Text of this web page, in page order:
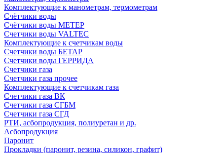
Комплектующие к манометрам, термометрам
Счётчики воды
Счётчики воды МЕТЕР
Счетчики воды VALTEC
Комплектующие к счетчикам воды
Счетчики воды БЕТАР
Счетчики воды ГЕРРИДА
Счетчики газа
Счетчики газа прочее
Комплектующие к счетчикам газа
Счетчики газа ВК
Счетчики газа СГБМ
Счетчики газа СГД
РТИ, асбопродукция, полиуретан и др.
Асбопродукция
Паронит
Прокладки (паронит, резина, силикон, графит)